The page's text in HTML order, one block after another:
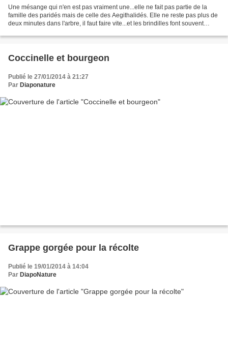
Une mésange qui n'en est pas vraiment une...elle ne fait pas partie de la
famille des paridés mais de celle des Aegithalidés. Elle ne reste pas plus de
deux minutes dans l'arbre, il faut faire vite...et les brindilles font souvent
Coccinelle et bourgeon
Publié le 27/01/2014 à 21:27
Par Diaponature
Grappe gorgée pour la récolte
Publié le 19/01/2014 à 14:04
Par DiapoNature